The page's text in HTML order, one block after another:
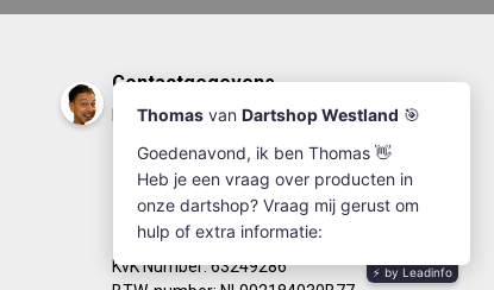
Contactgegevens
DartshopWestland.nl
info@dartshopwestland.nl
Kleine Woerdlaan 19
2671 CA - Naaldwijk
KvK Number: 63249286